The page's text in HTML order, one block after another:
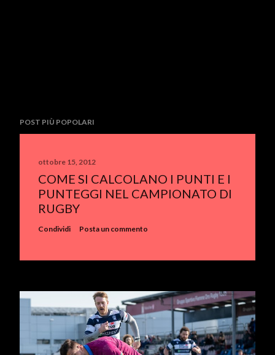
POST PIÙ POPOLARI
ottobre 15, 2012
COME SI CALCOLANO I PUNTI E I
PUNTEGGI NEL CAMPIONATO DI
RUGBY
Condividi Posta un commento